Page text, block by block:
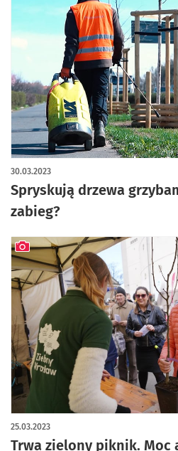
Spryskują drzewa
zabieg?
30.03.2023
Trwa zielony piknik. Moc
25.03.2023
artykuł z galerią zdjęć